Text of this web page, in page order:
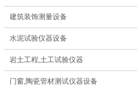
建筑装饰测量设备
水泥试验仪器设备
岩土工程,土工试验仪器
门窗,陶瓷管材测试仪器设备